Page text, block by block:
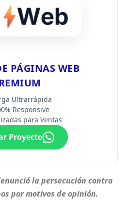
PÁGINAS WEB
Ultrarrápida
Responsive
para Ventas
Proyecto
la persecución contra
por motivos de opinión.